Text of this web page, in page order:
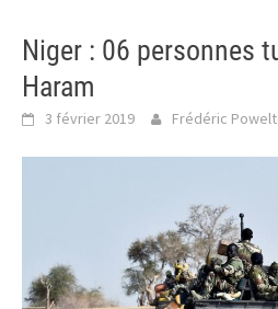
Niger : 06 personnes
Haram
3 février 2019 Frédéric